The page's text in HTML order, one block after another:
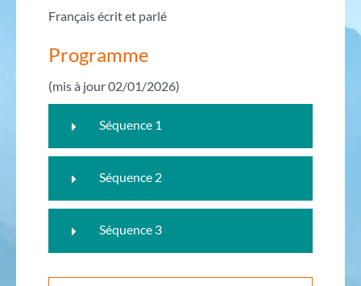
Français écrit et parlé
Programme
(mis à jour 02/01/2026)
Séquence 1
Séquence 2
Séquence 3